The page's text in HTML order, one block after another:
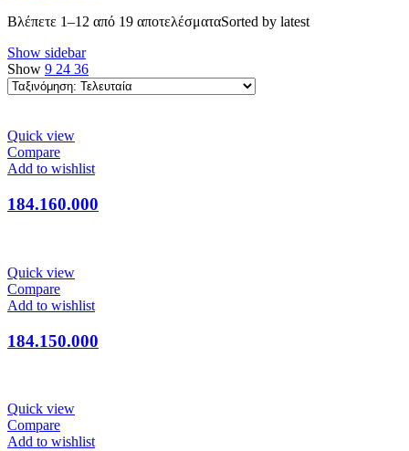
Βλέπετε 1–12 από 19 αποτελέσματαSorted by latest
Show sidebar
Show 9 24 36
Quick view
Compare
Add to wishlist
184.160.000
Quick view
Compare
Add to wishlist
184.150.000
Quick view
Compare
Add to wishlist